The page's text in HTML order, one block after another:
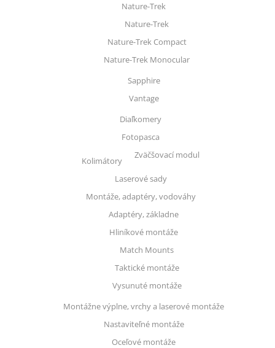
Nature-Trek
Nature-Trek
Nature-Trek Compact
Nature-Trek Monocular
Sapphire
Vantage
Diaľkomery
Fotopasca
Kolimátory
Zväčšovací modul
Laserové sady
Montáže, adaptéry, vodováhy
Adaptéry, základne
Hliníkové montáže
Match Mounts
Taktické montáže
Vysunuté montáže
Montážne výplne, vrchy a laserové montáže
Nastaviteľné montáže
Oceľové montáže